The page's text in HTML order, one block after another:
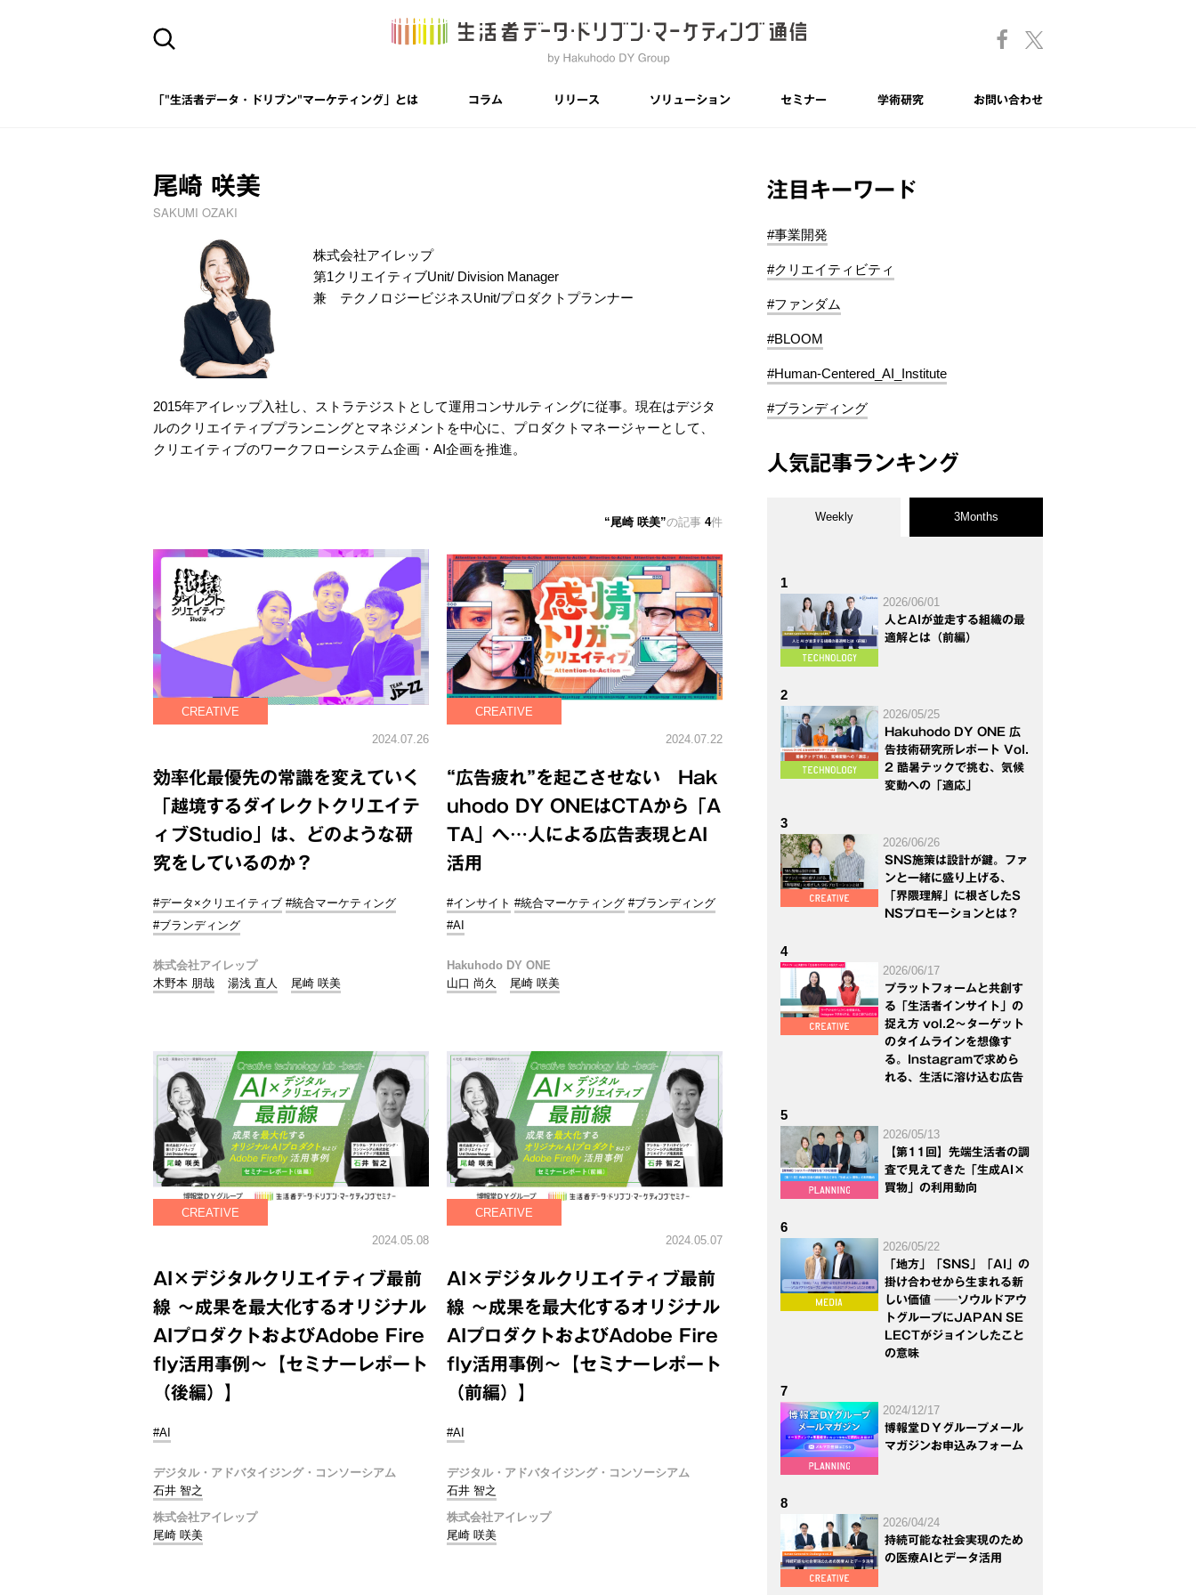
「"生活者データ・ドリブン"マーケティング」とは コラム リリース ソリューション セミナー 学術研究 お問い合わせ
尾崎 咲美
SAKUMI OZAKI
株式会社アイレップ
第1クリエイティブUnit/ Division Manager
兼 テクノロジービジネスUnit/プロダクトプランナー
2015年アイレップ入社し、ストラテジストとして運用コンサルティングに従事。現在はデジタ
ルのクリエイティブプランニングとマネジメントを中心に、プロダクトマネージャーとして、
クリエイティブのワークフローシステム企画・AI企画を推進。
尾崎 咲美 の記事 4件
CREATIVE
2024.07.26
効率化最優先の常識を変えていく
「越境するダイレクトクリエイテ
ィブStudio」は、どのような研
究をしているのか？
#データ×クリエイティブ #統合マーケティング
#ブランディング
株式会社アイレップ
木野本 朋哉
湯浅 直人 尾崎 咲美
CREATIVE
2024.07.22
“広告疲れ”を起こさせない Hak
uhodo DY ONEはCTAから「A
TA」へ…人による広告表現とAI
活用
#インサイト #統合マーケティング #ブランディング
#AI
Hakuhodo DY ONE
山口 尚久
尾崎 咲美
CREATIVE
2024.05.08
AI×デジタルクリエイティブ最前
線 ～成果を最大化するオリジナル
AIプロダクトおよびAdobe Fire
fly活用事例～【セミナーレポート
（後編）】
#AI
デジタル・アドバタイジング・コンソーシアム
石井 智之
株式会社アイレップ
尾崎 咲美
CREATIVE
2024.05.07
AI×デジタルクリエイティブ最前
線 ～成果を最大化するオリジナル
AIプロダクトおよびAdobe Fire
fly活用事例～【セミナーレポート
（前編）】
#AI
デジタル・アドバタイジング・コンソーシアム
石井 智之
株式会社アイレップ
尾崎 咲美
注目キーワード
#事業開発
#クリエイティビティ
#ファンダム
#BLOOM
#Human-Centered_AI_Institute
#ブランディング
人気記事ランキング
Weekly 3Months
1
2026/06/01
人とAIが並走する組織の最
適解とは（前編）
2
2026/05/25
Hakuhodo DY ONE 広
告技術研究所レポート Vol.
2 酷暑テックで挑む、気候
変動への「適応」
3
2026/06/26
SNS施策は設計が鍵。ファ
ンと一緒に盛り上げる、
「界隈理解」に根ざしたS
NSプロモーションとは？
4
2026/06/17
プラットフォームと共創す
る「生活者インサイト」の
捉え方 vol.2～ターゲット
のタイムラインを想像す
る。Instagramで求めら
れる、生活に溶け込む広告
5
2026/05/13
【第11回】先端生活者の調
査で見えてきた「生成AI×
買物」の利用動向
6
2026/05/22
「地方」「SNS」「AI」の
掛け合わせから生まれる新
しい価値 ──ソウルドアウ
トグループにJAPAN SE
LECTがジョインしたこと
の意味
7
2024/12/17
博報堂ＤＹグループメール
マガジンお申込みフォーム
8
2026/04/24
持続可能な社会実現のため
の医療AIとデータ活用